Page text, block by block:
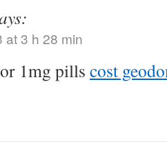
at 3 h 28 min
1mg pills cost